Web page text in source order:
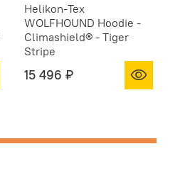
Helikon-Tex
WOLFHOUND Hoodie -
Climashield® - Tiger
Stripe
15 496 ₽